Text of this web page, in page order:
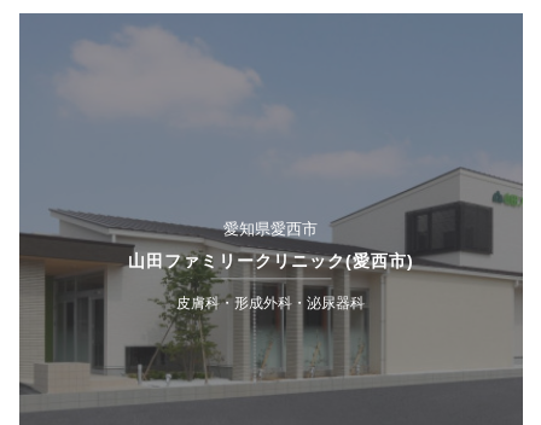
愛知県愛西市
山田ファミリークリニック(愛西市)
皮膚科・形成外科・泌尿器科